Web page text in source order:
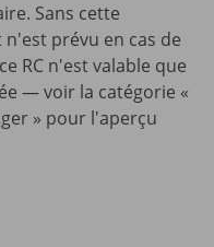
Sans cette
prévu en cas de
RC n'est valable que
— voir la catégorie «
» pour l'aperçu